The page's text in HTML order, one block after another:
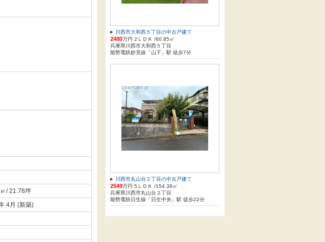
/ 21.76坪
4月 (新築)
川西市大和西５丁目の中古戸建て
2480万円 2ＬＤＫ /80.85㎡
兵庫県川西市大和西５丁目
能勢電鉄妙見線「山下」駅 徒歩7分
川西市丸山台２丁目の中古戸建て
2549万円 5ＬＤＫ /154.38㎡
兵庫県川西市丸山台２丁目
能勢電鉄日生線「日生中央」駅 徒歩22分